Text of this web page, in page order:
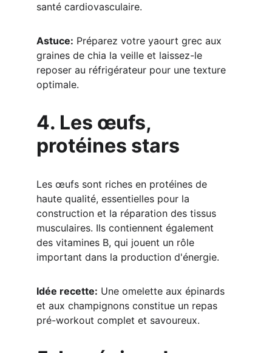
santé cardiovasculaire.
Astuce: Préparez votre yaourt grec aux
graines de chia la veille et laissez-le
reposer au réfrigérateur pour une texture
optimale.
4. Les œufs,
protéines stars
Les œufs sont riches en protéines de
haute qualité, essentielles pour la
construction et la réparation des tissus
musculaires. Ils contiennent également
des vitamines B, qui jouent un rôle
important dans la production d'énergie.
Idée recette: Une omelette aux épinards
et aux champignons constitue un repas
pré-workout complet et savoureux.